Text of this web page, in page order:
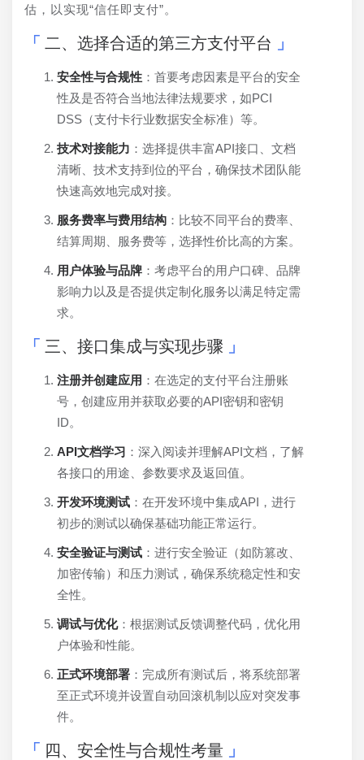
估，以实现“信任即支付”。
二、选择合适的第三方支付平台
安全性与合规性 ：首要考虑因素是平台的安全
性及是否符合当地法律法规要求，如PCI
DSS（支付卡行业数据安全标准）等。
技术对接能力 ：选择提供丰富API接口、文档
清晰、技术支持到位的平台，确保技术团队能
快速高效地完成对接。
服务费率与费用结构 ：比较不同平台的费率、
结算周期、服务费等，选择性价比高的方案。
用户体验与品牌 ：考虑平台的用户口碑、品牌
影响力以及是否提供定制化服务以满足特定需
求。
三、接口集成与实现步骤
注册并创建应用 ：在选定的支付平台注册账
号，创建应用并获取必要的API密钥和密钥
ID。
API文档学习 ：深入阅读并理解API文档，了解
各接口的用途、参数要求及返回值。
开发环境测试 ：在开发环境中集成API，进行
初步的测试以确保基础功能正常运行。
安全验证与测试 ：进行安全验证（如防篡改、
加密传输）和压力测试，确保系统稳定性和安
全性。
调试与优化：根据测试反馈调整代码，优化用
户体验和性能。
正式环境部署 ：完成所有测试后，将系统部署
至正式环境并设置自动回滚机制以应对突发事
件。
四、安全性与合规性考量